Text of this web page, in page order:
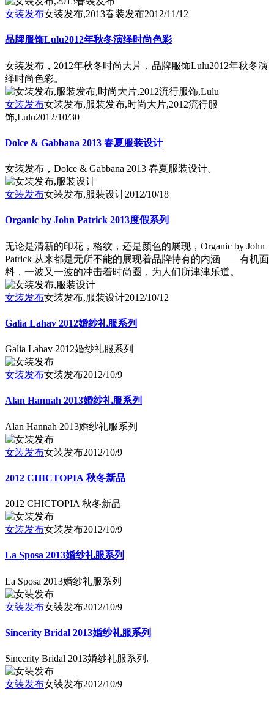
女装发布女装发布,2013春装发布2012/11/12
品牌服饰Lulu2012年秋冬演绎时尚色彩
女装发布，2012年秋冬时尚大片，品牌服饰Lulu2012年秋冬演
绎时尚色彩。
女装发布女装发布,服装发布,时尚大片,2012流行服
饰,Lulu2012/10/30
Dolce & Gabbana 2013 春夏服装设计
女装发布，Dolce & Gabbana 2013 春夏服装设计。
女装发布女装发布,服装设计2012/10/18
Organic by John Patrick 2013度假系列
无论是清新的印花，格纹，还是颜色的展现，Organic by John
Patrick 从来都是无所不能的展现着品牌特有的内涵——有机面
料，一波又一波的冲击着时尚圈，为人们所津津乐道。
女装发布女装发布,服装设计2012/10/12
Galia Lahav 2012婚纱礼服系列
Galia Lahav 2012婚纱礼服系列
女装发布女装发布2012/10/9
Alan Hannah 2013婚纱礼服系列
Alan Hannah 2013婚纱礼服系列
女装发布女装发布2012/10/9
2012 CHICTOPIA 秋冬新品
2012 CHICTOPIA 秋冬新品
女装发布女装发布2012/10/9
La Sposa 2013婚纱礼服系列
La Sposa 2013婚纱礼服系列
女装发布女装发布2012/10/9
Sincerity Bridal 2013婚纱礼服系列
Sincerity Bridal 2013婚纱礼服系列.
女装发布女装发布2012/10/9